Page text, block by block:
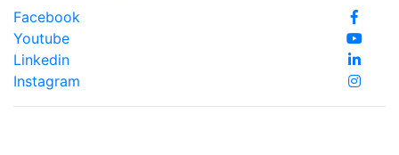
Facebook
Youtube
Linkedin
Instagram